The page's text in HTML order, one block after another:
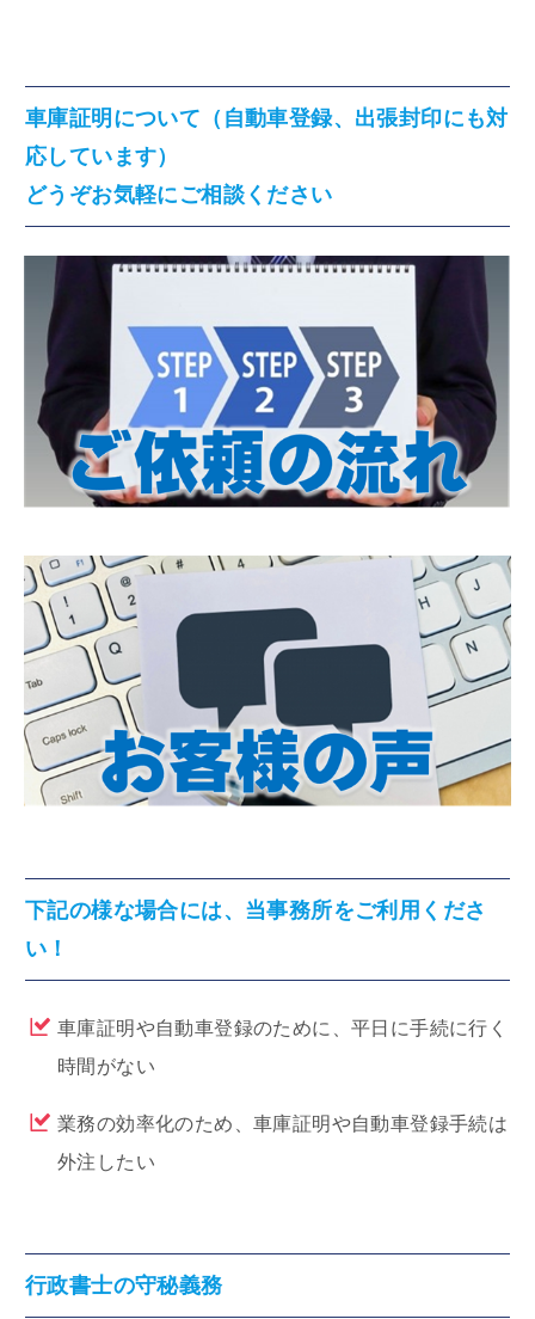
車庫証明について（自動車登録、出張封印にも対
応しています）
どうぞお気軽にご相談ください
下記の様な場合には、当事務所をご利用くださ
い！
車庫証明や自動車登録のために、平日に手続に行く
時間がない
業務の効率化のため、車庫証明や自動車登録手続は
外注したい
行政書士の守秘義務